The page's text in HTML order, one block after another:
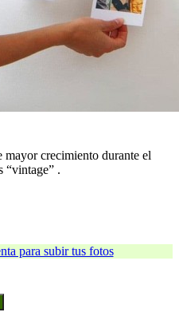
mayor crecimiento durante el
“vintage” .
para subir tus fotos